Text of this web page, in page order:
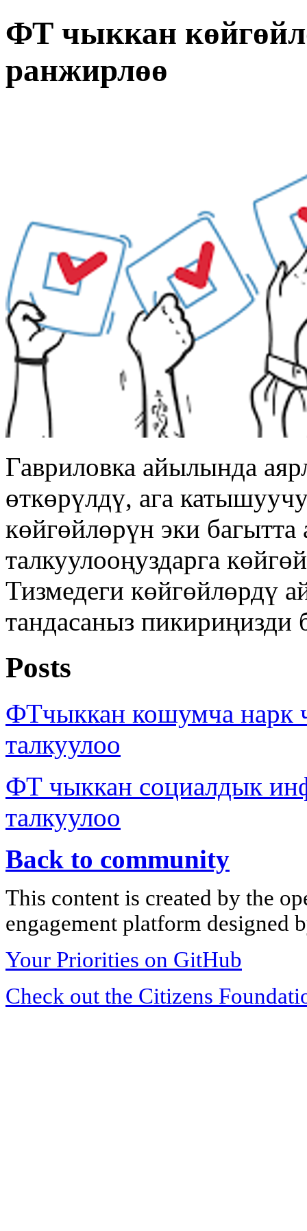
ФТ чыккан
ранжирлөө
Гавриловка айылында
өткөрүлдү, ага
көйгөйлөрүн эки
талкуулооңуздарга
Тизмедеги көйгөйлөрдү
тандасаныз пикириңизди
Posts
ФТчыккан кошумча нарк
талкуулоо
ФТ чыккан социалдык
талкуулоо
Back to community
This content is created by the
engagement platform designed
Your Priorities on GitHub
Check out the Citizens